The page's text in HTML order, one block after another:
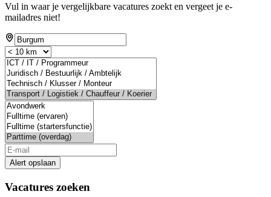
Vul in waar je vergelijkbare vacatures zoekt en vergeet je e-
mailadres niet!
Alert opslaan
Vacatures zoeken